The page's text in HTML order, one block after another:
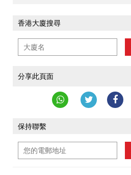
香港大廈搜尋
分享此頁面
保持聯繫